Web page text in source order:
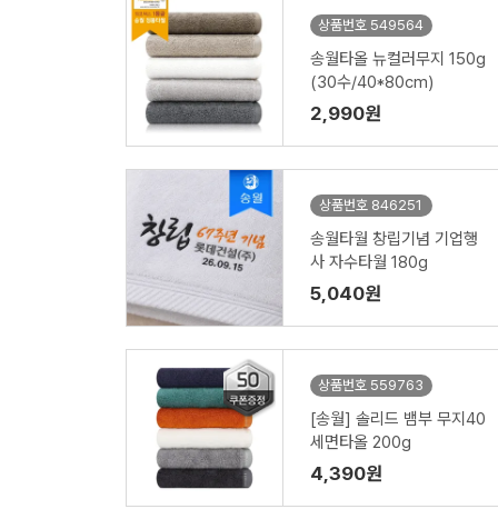
상품번호 549564
송월타올 뉴컬러무지 150g
(30수/40*80cm)
2,990원
상품번호 846251
송월타월 창립기념 기업행
사 자수타월 180g
5,040원
상품번호 559763
[송월] 솔리드 뱀부 무지40
세면타올 200g
4,390원